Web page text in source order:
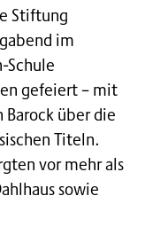
Stiftung
im
gefeiert – mit
über die
Titeln.
vor mehr als
sowie